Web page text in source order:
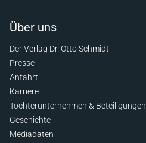
Über uns
Der Verlag Dr. Otto Schmidt
Presse
Anfahrt
Karriere
Tochterunternehmen & Beteiligungen
Geschichte
Mediadaten